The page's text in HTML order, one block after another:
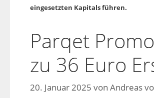
eingesetzten Kapitals führen.
Parqet
zu 36 Euro
20. Januar 2025 von Andreas